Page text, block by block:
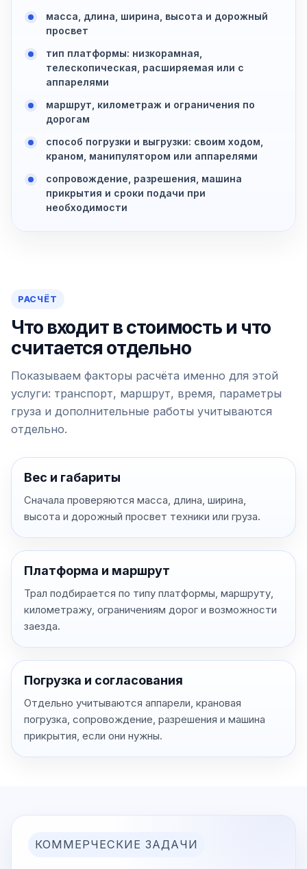
масса, длина, ширина, высота и дорожный
просвет
тип платформы: низкорамная,
телескопическая, расширяемая или с
аппарелями
маршрут, километраж и ограничения по
дорогам
способ погрузки и выгрузки: своим ходом,
краном, манипулятором или аппарелями
сопровождение, разрешения, машина
прикрытия и сроки подачи при
необходимости
РАСЧЁТ
Что входит в стоимость и что
считается отдельно
Показываем факторы расчёта именно для этой
услуги: транспорт, маршрут, время, параметры
груза и дополнительные работы учитываются
отдельно.
Вес и габариты
Сначала проверяются масса, длина, ширина,
высота и дорожный просвет техники или груза.
Платформа и маршрут
Трал подбирается по типу платформы, маршруту,
километражу, ограничениям дорог и возможности
заезда.
Погрузка и согласования
Отдельно учитываются аппарели, крановая
погрузка, сопровождение, разрешения и машина
прикрытия, если они нужны.
КОММЕРЧЕСКИЕ ЗАДАЧИ